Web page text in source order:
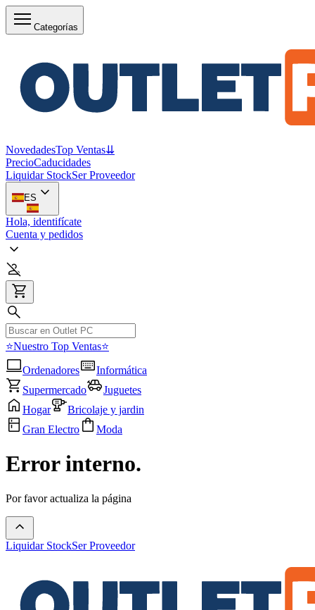
Categorías
NovedadesTop Ventas⇊
PrecioCaducidades
Liquidar StockSer Proveedor
ES
Hola, identifícate
Cuenta y pedidos
⭐Nuestro Top Ventas⭐
Ordenadores
Informática
Supermercado
Juguetes
Hogar
Bricolaje y jardin
Gran Electro
Moda
Error interno.
Por favor actualiza la página
Liquidar StockSer Proveedor